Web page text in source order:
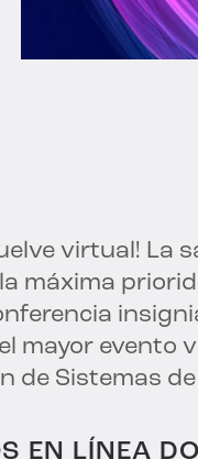
virtual! La
máxima
mayor evento
de Sistemas de
EN LÍNEA